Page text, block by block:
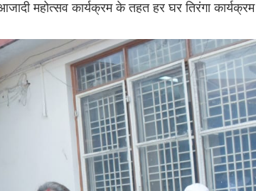
महोत्सव कार्यक्रम के तहत हर घर तिरंगा कार्यक्रम